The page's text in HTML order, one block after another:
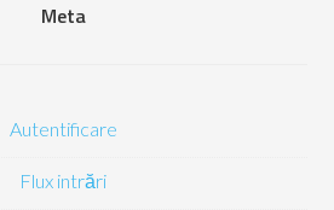
Meta
Autentificare
Flux intrări